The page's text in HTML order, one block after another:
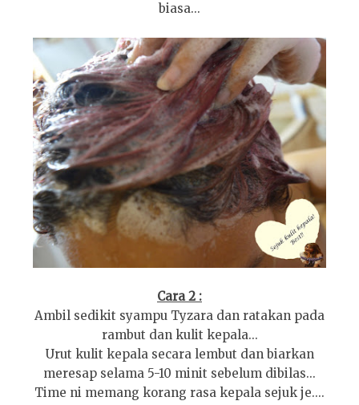
biasa...
Cara 2 :
Ambil sedikit syampu Tyzara dan ratakan pada
rambut dan kulit kepala...
Urut kulit kepala secara lembut dan biarkan
meresap selama 5-10 minit sebelum dibilas...
Time ni memang korang rasa kepala sejuk je....